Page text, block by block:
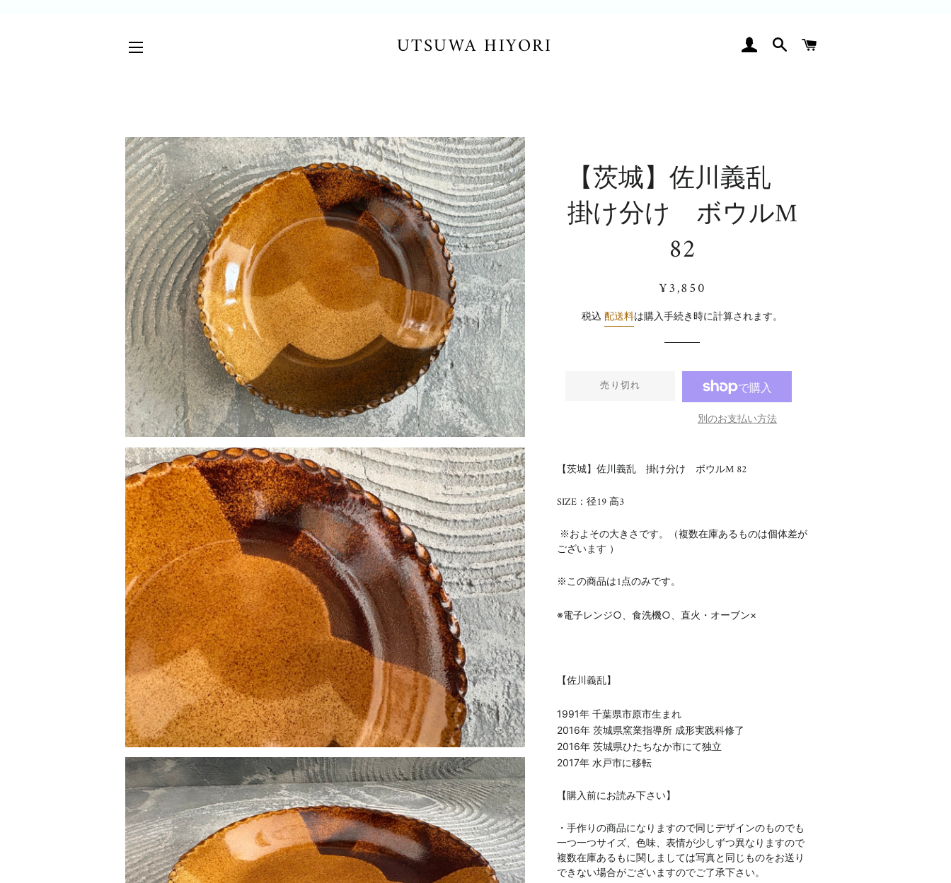
UTSUWA HIYORI ログイン検索
【茨城】佐川義乱
掛け分け ボウルM
82
通
価
販
価
¥3,850
税込配送料は購入手続き時に計算されます。
売り切れ
別のお支払い方法
【茨城】佐川義乱 掛け分け ボウルM 82
SIZE：径19 高3
※およその大きさです。（複数在庫あるものは個体差が
ございます ）
※この商品は1点のみです。
※電子レンジ○、食洗機○、直火・オーブン×
【佐川義乱】
1991年 千葉県市原市生まれ
2016年 茨城県窯業指導所 成形実践科修了
2016年 茨城県ひたちなか市にて独立
2017年 水戸市に移転
【購入前にお読み下さい】
・手作りの商品になりますので同じデザインのものでも
一つ一つサイズ、色味、表情が少しずつ異なりますので
複数在庫あるもに関しましては写真と同じものをお送り
できない場合がございますのでご了承下さい。